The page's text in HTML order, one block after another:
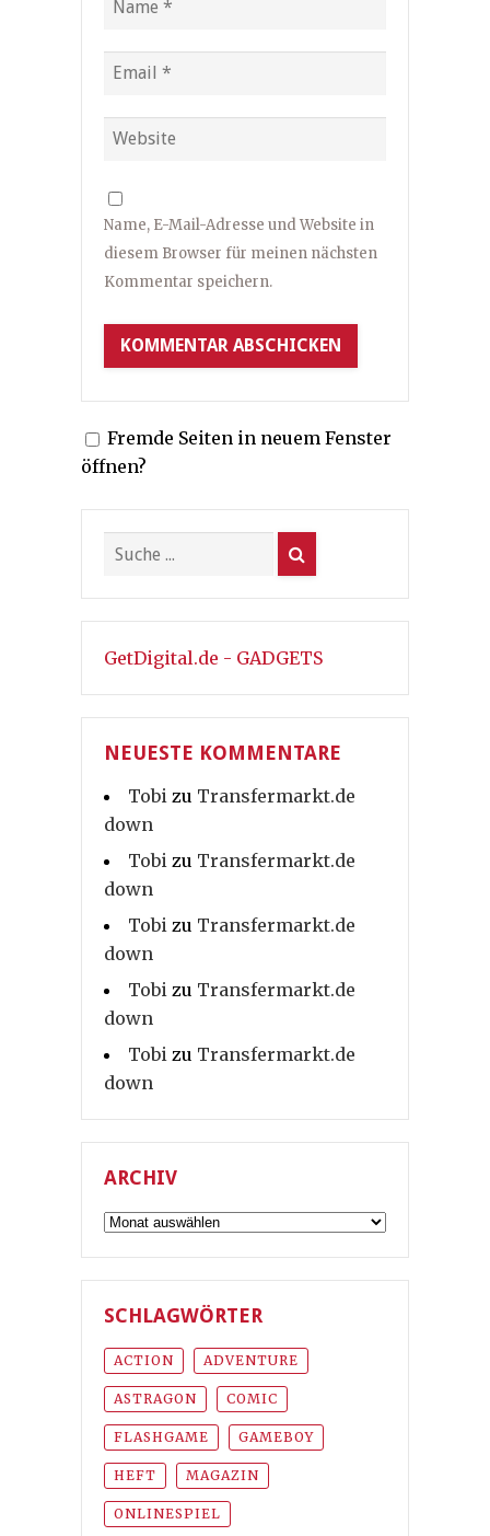
Name, E-Mail-Adresse und Website in
diesem Browser für meinen nächsten
Kommentar speichern.
Fremde Seiten in neuem Fenster
öffnen?
GetDigital.de - GADGETS
NEUESTE KOMMENTARE
Tobi zu Transfermarkt.de
down
Tobi zu Transfermarkt.de
down
Tobi zu Transfermarkt.de
down
Tobi zu Transfermarkt.de
down
Tobi zu Transfermarkt.de
down
ARCHIV
Archiv
SCHLAGWÖRTER
ACTION ADVENTURE
ASTRAGON COMIC
FLASHGAME GAMEBOY
HEFT MAGAZIN
ONLINESPIEL